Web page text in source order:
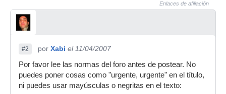
Enlaces de afiliación
#2 por Xabi el 11/04/2007
Por favor lee las normas del foro antes de postear. No
puedes poner cosas como "urgente, urgente" en el título,
ni puedes usar mayúsculas o negritas en el texto: